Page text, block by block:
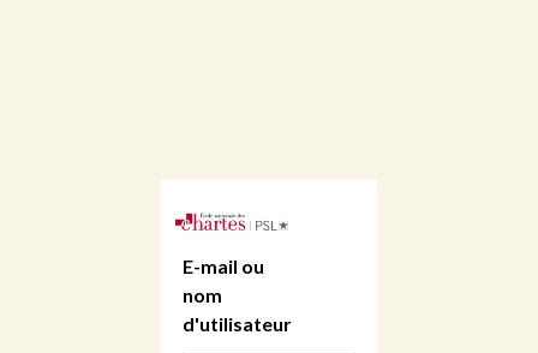
E-mail ou
nom
d'utilisateur